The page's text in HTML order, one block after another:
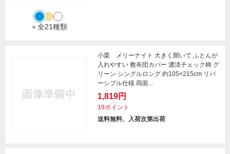
＋全21種類
小栗 メリーナイト 大きく開いて ふとんが
入れやすい 敷布団カバー 濃淡チェック柄 グ
リーン シングルロング 約105×215cm リバ
ーシブル仕様 両面...
1,819円
19ポイント
送料無料、入荷次第出荷